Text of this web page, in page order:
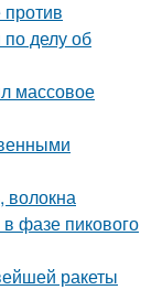
делу об
массовое
волокна
фазе пикового
ракеты